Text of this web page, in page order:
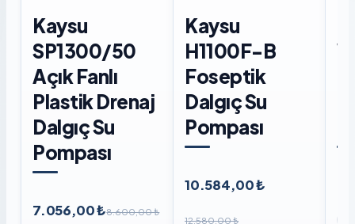
Kaysu
SP1300/50
Açık Fanlı
Plastik Drenaj
Dalgıç Su
Pompası
7.056,00 ₺8.600,00 ₺
Kaysu
H1100F-B
Foseptik
Dalgıç Su
Pompası
10.584,00 ₺
12.580,00 ₺